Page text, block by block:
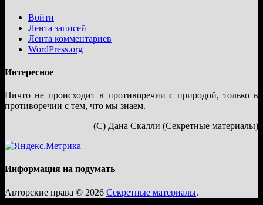
Войти
Лента записей
Лента комментариев
WordPress.org
Интересное
Ничто не происходит в противоречии с природой, только в
противоречии с тем, что мы знаем.
(С) Дана Скалли (Секретные материалы)
Информация на подумать
Авторские права © 2026 Секретные материалы.